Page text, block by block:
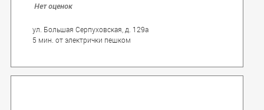
Нет оценок
ул. Большая Серпуховская, д. 129а
5 мин. от электрички пешком